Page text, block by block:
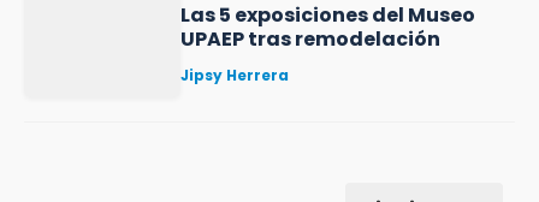
Las 5 exposiciones del Museo
UPAEP tras remodelación
Jipsy Herrera